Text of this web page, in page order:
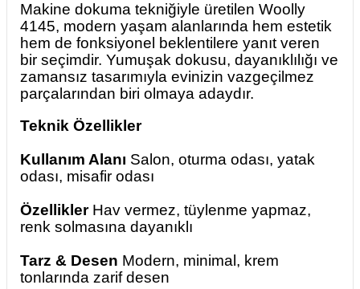
Makine dokuma tekniğiyle üretilen Woolly
4145, modern yaşam alanlarında hem estetik
hem de fonksiyonel beklentilere yanıt veren
bir seçimdir. Yumuşak dokusu, dayanıklılığı ve
zamansız tasarımıyla evinizin vazgeçilmez
parçalarından biri olmaya adaydır.
Teknik Özellikler
Kullanım Alanı Salon, oturma odası, yatak
odası, misafir odası
Özellikler Hav vermez, tüylenme yapmaz,
renk solmasına dayanıklı
Tarz & Desen Modern, minimal, krem
tonlarında zarif desen